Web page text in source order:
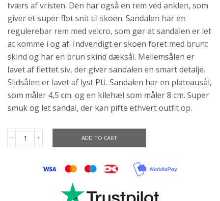
tværs af vristen. Den har også en rem ved anklen, som
giver et super flot snit til skoen. Sandalen har en
regulerebar rem med velcro, som gør at sandalen er let
at komme i og af. Indvendigt er skoen foret med brunt
skind og har en brun skind dæksål. Mellemsålen er
lavet af flettet siv, der giver sandalen en smart detalje.
Slidsålen er lavet af lyst PU. Sandalen har en plateausål,
som måler 4,5 cm. og en kilehæl som måler 8 cm. Super
smuk og let sandal, der kan pifte ethvert outfit op.
ADD TO CART